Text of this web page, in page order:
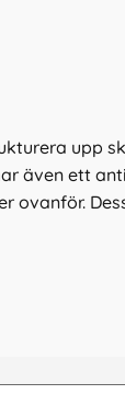
upp
även ett
ovanför.